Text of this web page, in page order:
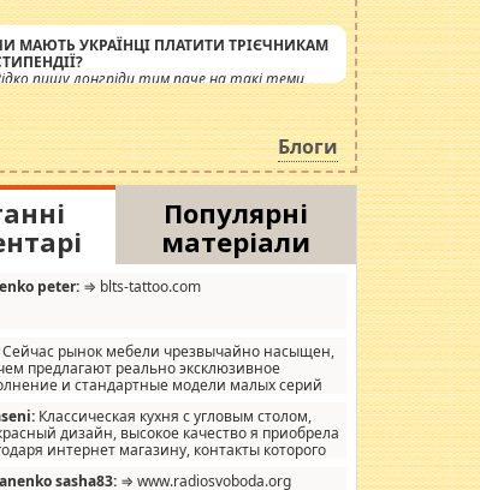
МАЮТЬ УКРАЇНЦІ ПЛАТИТИ ТРІЄЧНИКАМ
пишу лонгріди тим паче на такі теми,
вже просто дістало! Обурюють сьогоднішні
навколо стипендіального питання.
роздувається ще одна соціальна
Блоги
Популярні
матеріали
peter: ⇒ blts-tattoo.com
Сейчас рынок мебели чрезвычайно насыщен,
предлагают реально эксклюзивное
и стандартные модели малых серий
походит на стандартные формы, в MebelOk,
и что главное - со вкусом все в порядке,
наворотов удорожающих мебель, а это не
Классическая кухня с угловым столом,
дизайн, высокое качество я приобрела
интернет магазину, контакты которого
sasha83: ⇒ www.radiosvoboda.org